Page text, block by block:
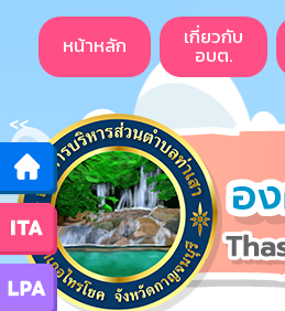
<<
หน้าหลัก เกี่ยวกับ
อบต.